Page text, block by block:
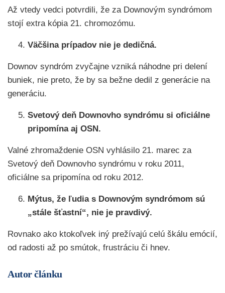
Až vtedy vedci potvrdili, že za Downovým syndrómom
stojí extra kópia 21. chromozómu.
Väčšina prípadov nie je dedičná.
Downov syndróm zvyčajne vzniká náhodne pri delení
buniek, nie preto, že by sa bežne dedil z generácie na
generáciu.
Svetový deň Downovho syndrómu si oficiálne
pripomína aj OSN.
Valné zhromaždenie OSN vyhlásilo 21. marec za
Svetový deň Downovho syndrómu v roku 2011,
oficiálne sa pripomína od roku 2012.
Mýtus, že ľudia s Downovým syndrómom sú
„stále šťastní“, nie je pravdivý.
Rovnako ako ktokoľvek iný prežívajú celú škálu emócií,
od radosti až po smútok, frustráciu či hnev.
Autor článku